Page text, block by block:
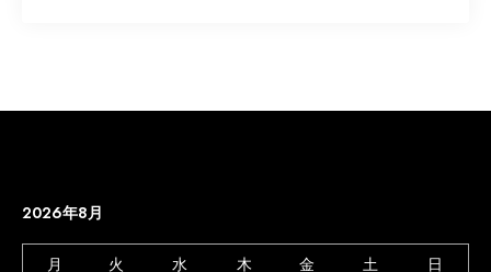
2026年8月
月 火 水 木 金 土
日